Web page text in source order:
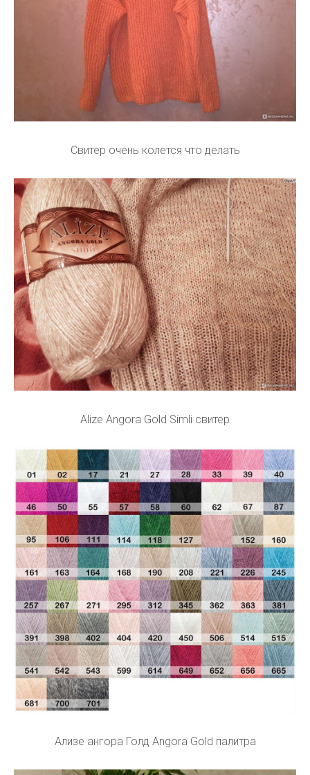
Свитер очень колется что делать
Alize Angora Gold Simli свитер
Ализе ангора Голд Angora Gold палитра